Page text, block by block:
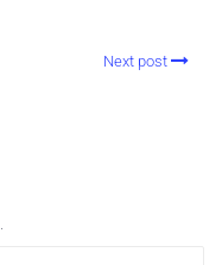
Next post